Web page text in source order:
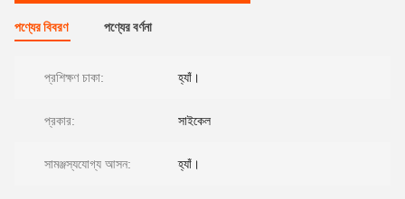
পণ্যের বিবরণ পণ্যের বর্ণনা
প্রশিক্ষণ চাকা: হ্যাঁ।
প্রকার: সাইকেল
সামঞ্জস্যযোগ্য আসন: হ্যাঁ।